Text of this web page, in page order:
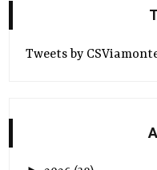
Tweets by